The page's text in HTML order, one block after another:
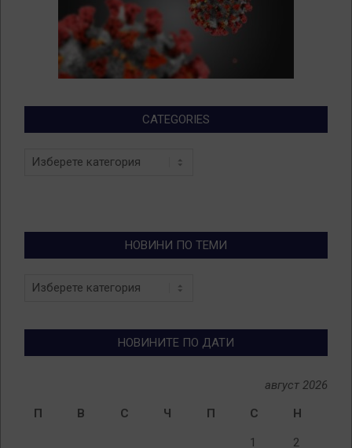
CATEGORIES
Categories
НОВИНИ ПО ТЕМИ
Новини
НОВИНИТЕ ПО ДАТИ
август 2026
П
В С Ч П С Н
1 2